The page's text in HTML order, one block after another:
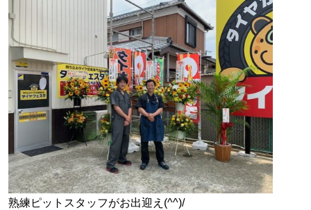
熟練ピットスタッフがお出迎え(^^)/